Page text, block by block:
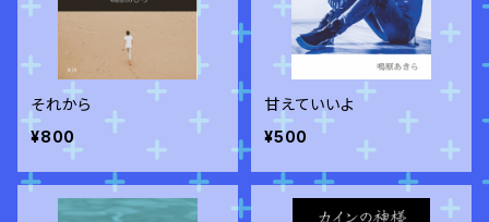
それから
¥800
甘えていいよ
¥500